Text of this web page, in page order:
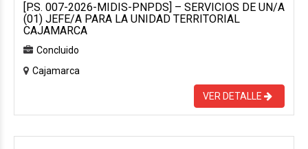
[P.S. 007-2026-MIDIS-PNPDS] – SERVICIOS DE UN/A
(01) JEFE/A PARA LA UNIDAD TERRITORIAL
CAJAMARCA
Concluido
Cajamarca
VER DETALLE